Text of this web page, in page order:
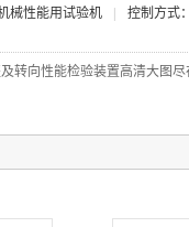
械性能用试验机 | 控制方式
转向性能检验装置高清大图